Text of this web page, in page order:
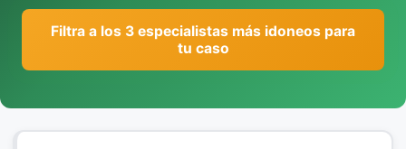
Filtra a los 3 especialistas más idoneos para
tu caso